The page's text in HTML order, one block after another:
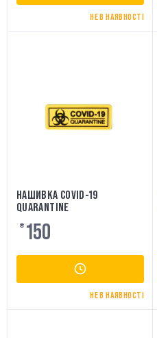
НЕ В НАЯВНОСТІ
НАШИВКА COVID-19
QUARANTINE
₴ 150
НЕ В НАЯВНОСТІ